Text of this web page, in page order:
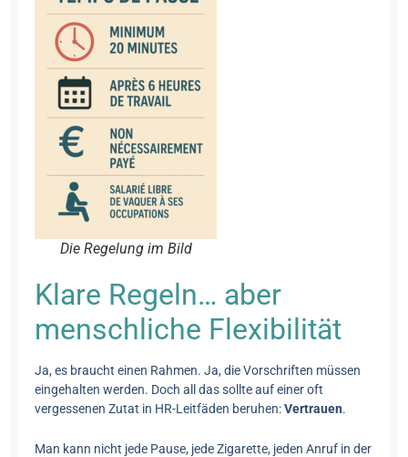
Die Regelung im Bild
Klare Regeln… aber
menschliche Flexibilität
Ja, es braucht einen Rahmen. Ja, die Vorschriften müssen
eingehalten werden. Doch all das sollte auf einer oft
vergessenen Zutat in HR-Leitfäden beruhen:Vertrauen.
Man kann nicht jede Pause, jede Zigarette, jeden Anruf in der